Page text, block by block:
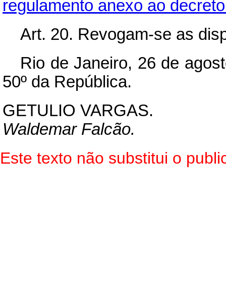
regulamento anexo ao
Art. 20. Revogam-se as
Rio de Janeiro, 26 de
50º da República.
GETULIO VARGAS.
Waldemar Falcão.
Este texto não substitui o